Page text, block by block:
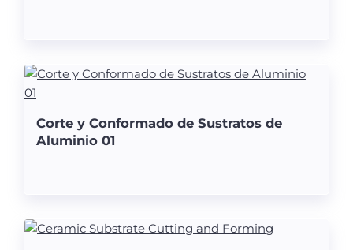
Corte y Conformado de Sustratos de
Aluminio 01